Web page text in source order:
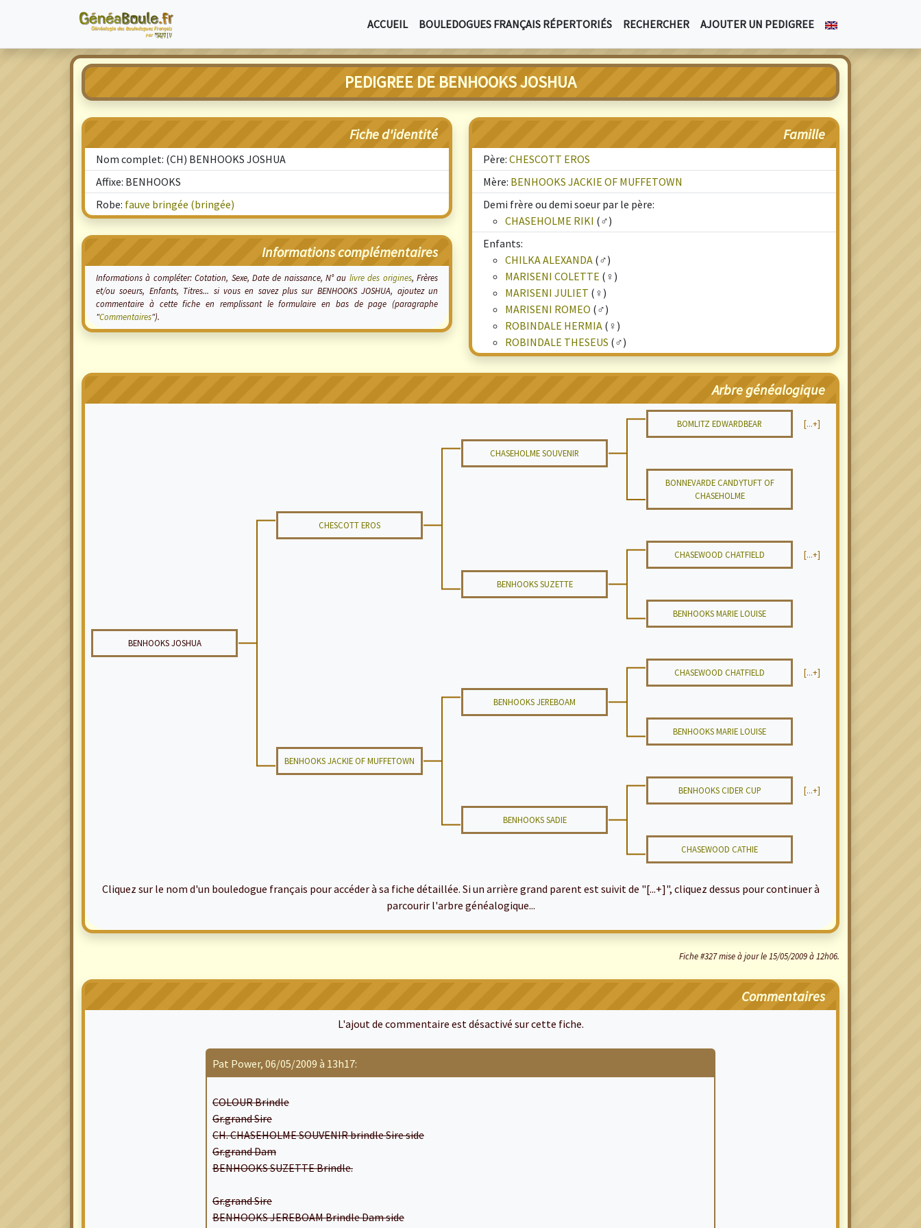
ACCUEIL BOULEDOGUES FRANÇAIS RÉPERTORIÉS RECHERCHER AJOUTER UN PEDIGREE
PEDIGREE DE BENHOOKS JOSHUA
Fiche d'identité
Nom complet: (CH) BENHOOKS JOSHUA
Affixe: BENHOOKS
Robe: fauve bringée (bringée)
Informations complémentaires
Informations à compléter: Cotation, Sexe, Date de naissance, N° au livre des origines, Frères
et/ou soeurs, Enfants, Titres... si vous en savez plus sur BENHOOKS JOSHUA, ajoutez un
commentaire à cette fiche en remplissant le formulaire en bas de page (paragraphe
"Commentaires").
Famille
Père: CHESCOTT EROS
Mère: BENHOOKS JACKIE OF MUFFETOWN
Demi frère ou demi soeur par le père:
CHASEHOLME RIKI (♂)
Enfants:
CHILKA ALEXANDA (♂)
MARISENI COLETTE (♀)
MARISENI JULIET (♀)
MARISENI ROMEO (♂)
ROBINDALE HERMIA (♀)
ROBINDALE THESEUS (♂)
Arbre généalogique
BOMLITZ EDWARDBEAR [...+]
CHASEHOLME SOUVENIR
BONNEVARDE CANDYTUFT OF
CHASEHOLME
CHESCOTT EROS
CHASEWOOD CHATFIELD [...+]
BENHOOKS SUZETTE
BENHOOKS MARIE LOUISE
BENHOOKS JOSHUA
CHASEWOOD CHATFIELD [...+]
BENHOOKS JEREBOAM
BENHOOKS MARIE LOUISE
BENHOOKS JACKIE OF MUFFETOWN
BENHOOKS CIDER CUP [...+]
BENHOOKS SADIE
CHASEWOOD CATHIE
Cliquez sur le nom d'un bouledogue français pour accéder à sa fiche détaillée. Si un arrière grand parent est suivit de "[...+]", cliquez dessus pour continuer à
parcourir l'arbre généalogique...
Fiche #327 mise à jour le 15/05/2009 à 12h06.
Commentaires
L'ajout de commentaire est désactivé sur cette fiche.
Pat Power, 06/05/2009 à 13h17:
COLOUR Brindle
Gr.grand Sire
CH. CHASEHOLME SOUVENIR brindle Sire side
Gr.grand Dam
BENHOOKS SUZETTE Brindle.
Gr.grand Sire
BENHOOKS JEREBOAM Brindle Dam side